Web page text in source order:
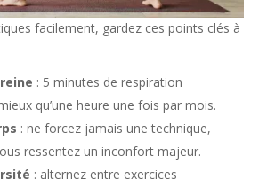
facilement, gardez ces points clés à
: 5 minutes de respiration
qu’une heure une fois par mois.
: ne forcez jamais une technique,
ressentez un inconfort majeur.
: alternez entre exercices